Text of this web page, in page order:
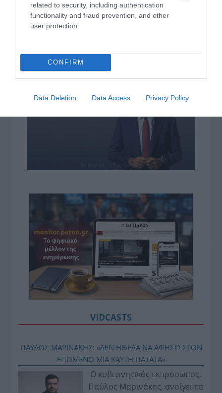
related to security, including authentication
functionality and fraud prevention, and other
user protection.
CONFIRM
Data Deletion Data Access Privacy Policy
Η διαφθορά απειλεί και τη… ζωή μας
VIDCASTS
ΠΑΥΛΟΣ ΜΑΡΙΝΑΚΗΣ: «ΔΕΝ ΗΘΕΛΑ ΝΑ ΑΦΗΣΩ ΣΤΟΝ
ΕΠΟΜΕΝΟ ΜΙΑ ΚΑΥΤΗ ΠΑΤΑΤΑ»
Ο κυβερνητικός εκπρόσωπος,
Παύλος Μαρινάκης, ανοίγει τα